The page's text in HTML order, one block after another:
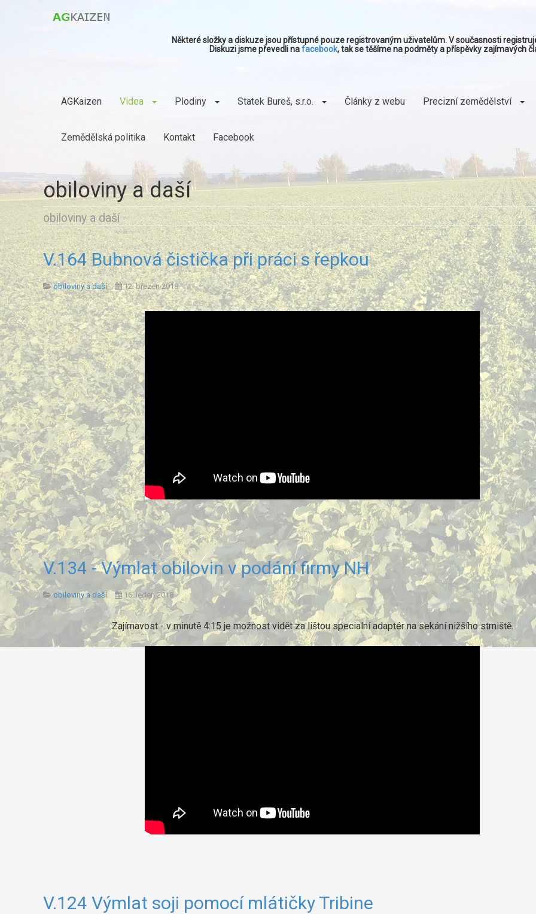
Některé složky a diskuze jsou přístupné pouze registrovaným uživatelům. V současnosti
Diskuzi jsme převedli nafacebook, tak se těšíme na podměty a příspěvky zajímavých
AGKaizen Videa Plodiny Statek Bureš, s.r.o. Články z webu Precizní zemědělství
Zemědělská politika Kontakt Facebook
obiloviny a daší
obiloviny a daší
V.164 Bubnová čistička při práci s řepkou
obiloviny a daší 12. březen 2018
V.134 - Výmlat obilovin v podání firmy NH
obiloviny a daší 16. leden 2018
Zajímavost - v minutě 4:15 je možnost vidět za lištou specialní adaptér na sekání nižšího strniště.
V.124 Výmlat soji pomocí mlátičky Tribine